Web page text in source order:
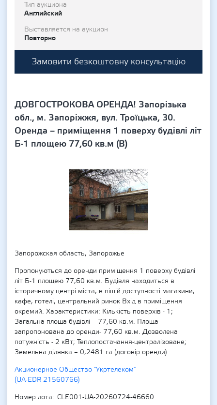
Тип аукциона
Английский
Выставляется на аукцион
Повторно
Замовити безкоштовну консультацію
ДОВГОСТРОКОВА ОРЕНДА! Запорізька
обл., м. Запоріжжя, вул. Троїцька, 30.
Оренда – приміщення 1 поверху будівлі літ
Б-1 площею 77,60 кв.м (В)
Запорожская область, Запорожье
Пропонуються до оренди приміщення 1 поверху будівлі
літ Б-1 площею 77,60 кв.м. Будівля находиться в
історичному центрі міста, в пішій доступності магазини,
кафе, готелі, центральний ринок Вхід в приміщення
окремий. Характеристики: Кількість поверхів - 1;
Загальна площа будівлі – 77,60 кв.м. Площа
запропонована до оренди- 77,60 кв.м. Дозволена
потужність - 2 кВт; Теплопостачання-централізоване;
Земельна ділянка – 0,2481 га (договір оренди)
Акционерное Общество "Укртелеком"
(UA-EDR 21560766)
Номер лота
CLE001-UA-20260724-46660